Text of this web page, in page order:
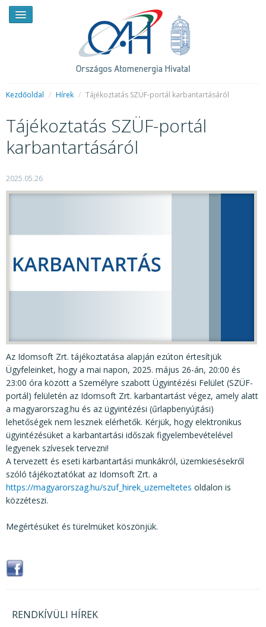
HÍREK
RENDKÍVÜLI HÍREK
HIRDETMÉNYEK
KÖZÉRDEKŰ ADATOK
JOGI SZABÁLYOZÁS, ÚTMUTATÓK
NYOMTATVÁNYOK, SZOFTVEREK
E-ÜGYINTÉZÉS
Kezdőoldal / Hírek / Tájékoztatás SZÜF-portál karbantartásáról
Tájékoztatás SZÜF-portál
karbantartásáról
2025.05.26
Az Idomsoft Zrt. tájékoztatása alapján ezúton értesítjük
Ügyfeleinket, hogy a mai napon, 2025. május 26-án, 20:00 és
23:00 óra között a Személyre szabott Ügyintézési Felület (SZÜF-
portál) felületén az Idomsoft Zrt. karbantartást végez, amely alatt
a magyarorszag.hu és az ügyintézési (űrlapbenyújtási)
lehetőségek nem lesznek elérhetők. Kérjük, hogy elektronikus
ügyintézésüket a karbantartási időszak figyelembevételével
legyenek szívesek tervezni!
A tervezett és eseti karbantartási munkákról, üzemkiesésekről
szóló tájékoztatókat az Idomsoft Zrt. a
https://magyarorszag.hu/szuf_hirek_uzemeltetes oldalon is
közzéteszi.
Megértésüket és türelmüket köszönjük.
RENDKÍVÜLI HÍREK